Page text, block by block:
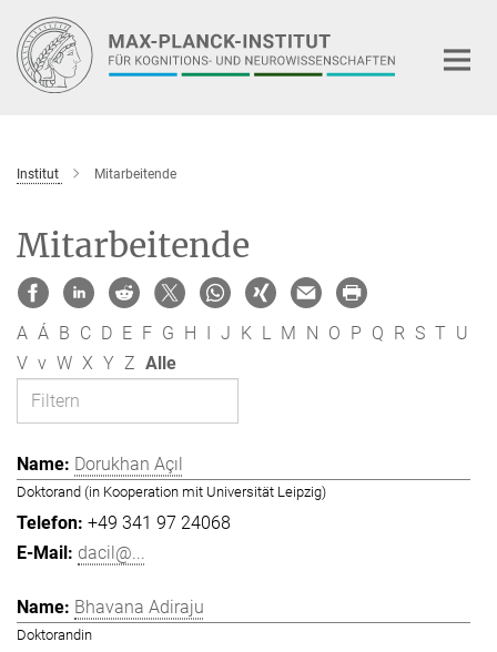
Hauptinhalt
Institut Mitarbeitende
Mitarbeitende
A Á B C D E F G H J K L M N O P Q R S T U
V v W X Y Z Alle
Dorukhan Açıl
Doktorand (in Kooperation mit Universität Leipzig)
+49 341 97 24068
dacil@...
Bhavana Adiraju
Doktorandin